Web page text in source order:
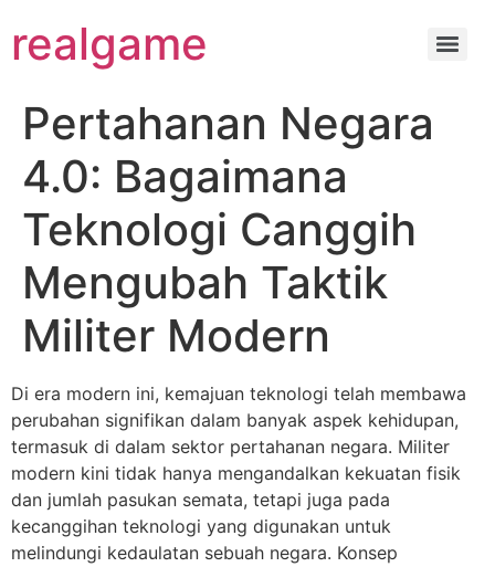
realgame
Pertahanan Negara
4.0: Bagaimana
Teknologi Canggih
Mengubah Taktik
Militer Modern
Di era modern ini, kemajuan teknologi telah membawa
perubahan signifikan dalam banyak aspek kehidupan,
termasuk di dalam sektor pertahanan negara. Militer
modern kini tidak hanya mengandalkan kekuatan fisik
dan jumlah pasukan semata, tetapi juga pada
kecanggihan teknologi yang digunakan untuk
melindungi kedaulatan sebuah negara. Konsep